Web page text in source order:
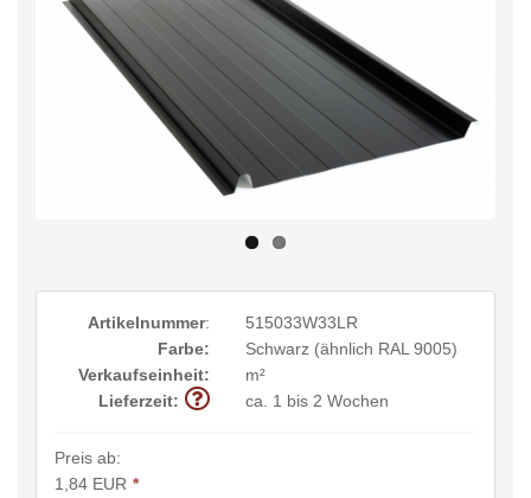
Artikelnummer:
515033W33LR
Farbe:
Schwarz (ähnlich RAL 9005)
Verkaufseinheit:
m²
Lieferzeit:
ca. 1 bis 2 Wochen
Preis ab:
1,84 EUR *